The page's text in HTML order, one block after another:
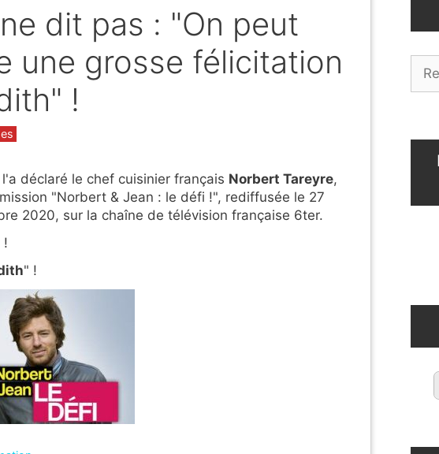
dit pas : "On peut
une grosse félicitation
!
l'a déclaré le chef cuisinier français Norbert Tareyre,
"Norbert & Jean : le défi !", rediffusée le 27
2020, sur la chaîne de télévision française 6ter.
!
" !